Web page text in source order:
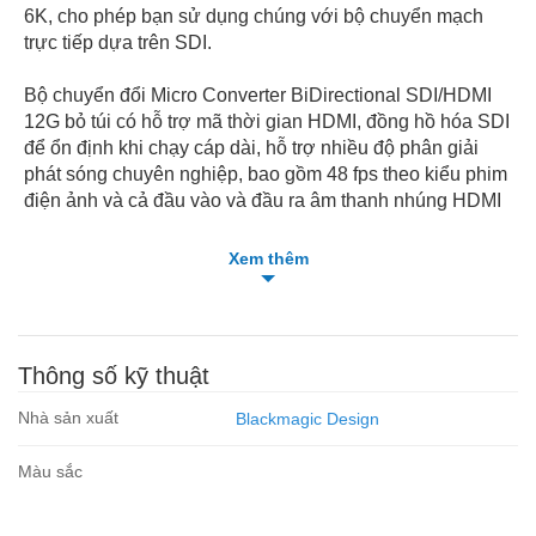
6K, cho phép bạn sử dụng chúng với bộ chuyển mạch
trực tiếp dựa trên SDI.
Bộ chuyển đổi Micro Converter BiDirectional SDI/HDMI
12G bỏ túi có hỗ trợ mã thời gian HDMI, đồng hồ hóa SDI
để ổn định khi chạy cáp dài, hỗ trợ nhiều độ phân giải
phát sóng chuyên nghiệp, bao gồm 48 fps theo kiểu phim
điện ảnh và cả đầu vào và đầu ra âm thanh nhúng HDMI
đèn LED báo trạng thái nguồn và tín hiệu và giao diện
đầu nối chắc chắn. Cổng USB Type-C cho phép bộ
hình lớn, máy tính xách tay, máy tính để bàn hoặc máy
riêng.
Đặc trưng
Bạn có thể chuyển đổi SDI sang HDMI và HDMI sang
Xem thêm
Thông số kỹ thuật
Nhà sản xuất Blackmagic Design
Màu sắc